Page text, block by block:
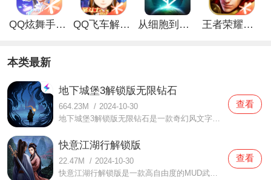
QQ炫舞手游解锁版 QQ飞车解锁版无限钻石最新版 从细胞到奇点手游 王者荣耀无限点券解锁版
本类最新
地下城堡3解锁版无限钻石
664.23M / 2024-10-30
地下城堡3解锁版无限钻石是一款奇幻风文字地牢探险RPG手游，该版本已经为各位玩家解锁了无限钻石，大家只要在这里下载这款地下城堡3解锁版无限钻石，登录游戏后就可以拥有999999999的钻石，而且每次重新登录游戏钻石数量都会恢复。
查看
快意江湖行解锁版
22.47M / 2024-10-30
快意江湖行解锁版是一款高自由度的MUD武侠手游，该版本已经为各位玩家解锁了游戏中充值系统，大家只要在这里下载这款快意江湖行解锁版，登录游戏后在充值界面购买元宝、月卡等不需要支付任何的费用，大家需要多少就有多少。
查看